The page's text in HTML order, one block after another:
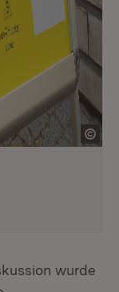
wurde